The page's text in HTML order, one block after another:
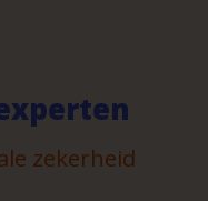
zekerheid